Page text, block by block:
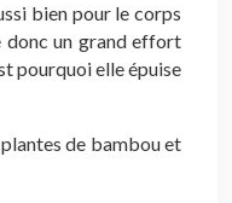
bien pour le corps
donc un grand effort
pourquoi elle épuise
de bambou et